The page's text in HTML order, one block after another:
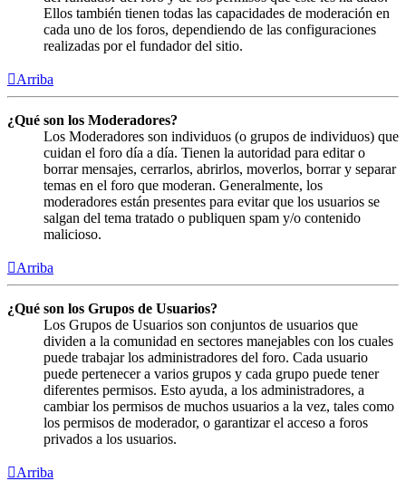
Ellos también tienen todas las capacidades de moderación en
cada uno de los foros, dependiendo de las configuraciones
realizadas por el fundador del sitio.
Arriba
¿Qué son los Moderadores?
Los Moderadores son individuos (o grupos de individuos) que
cuidan el foro día a día. Tienen la autoridad para editar o
borrar mensajes, cerrarlos, abrirlos, moverlos, borrar y separar
temas en el foro que moderan. Generalmente, los
moderadores están presentes para evitar que los usuarios se
salgan del tema tratado o publiquen spam y/o contenido
malicioso.
Arriba
¿Qué son los Grupos de Usuarios?
Los Grupos de Usuarios son conjuntos de usuarios que
dividen a la comunidad en sectores manejables con los cuales
puede trabajar los administradores del foro. Cada usuario
puede pertenecer a varios grupos y cada grupo puede tener
diferentes permisos. Esto ayuda, a los administradores, a
cambiar los permisos de muchos usuarios a la vez, tales como
los permisos de moderador, o garantizar el acceso a foros
privados a los usuarios.
Arriba